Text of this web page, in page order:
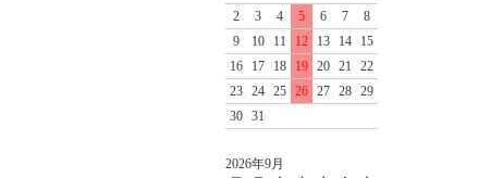
2
3 4 5 6 7
8
9
10 11 12 13 14
15
16
17 18 19 20 21
22
23 24 25 26 27 28 29
30 31
2026年9月